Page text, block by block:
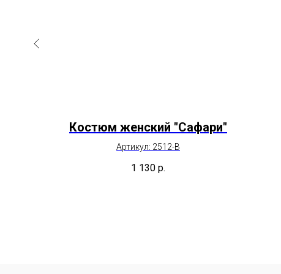
Костюм женский "Сафари"
Артикул: 2512-В
1 130 р.